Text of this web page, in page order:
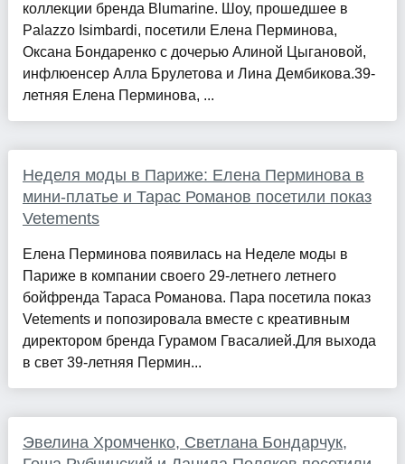
коллекции бренда Blumarine. Шоу, прошедшее в
Palazzo Isimbardi, посетили Елена Перминова,
Оксана Бондаренко с дочерью Алиной Цыгановой,
инфлюенсер Алла Брулетова и Лина Дембикова.39-
летняя Елена Перминова, ...
Неделя моды в Париже: Елена Перминова в
мини-платье и Тарас Романов посетили показ
Vetements
Елена Перминова появилась на Неделе моды в
Париже в компании своего 29-летнего летнего
бойфренда Тараса Романова. Пара посетила показ
Vetements и попозировала вместе с креативным
директором бренда Гурамом Гвасалией.Для выхода
в свет 39-летняя Пермин...
Эвелина Хромченко, Светлана Бондарчук,